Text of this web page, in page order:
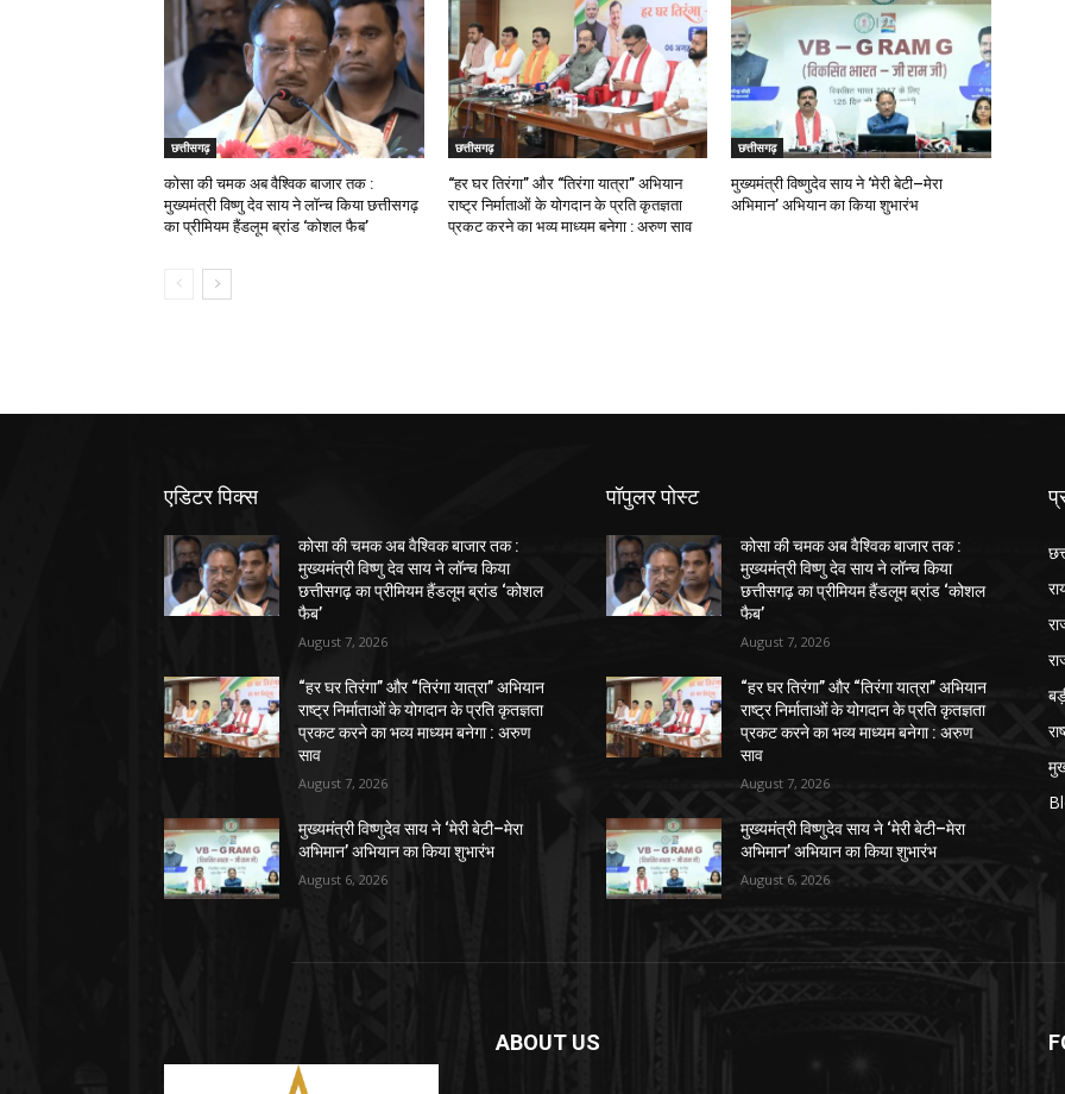
छत्तीसगढ़
कोसा की चमक अब वैश्विक बाजार तक :
मुख्यमंत्री विष्णु देव साय ने लॉन्च किया छत्तीसगढ़
का प्रीमियम हैंडलूम ब्रांड ‘कोशल फैब’
छत्तीसगढ़
“हर घर तिरंगा” और “तिरंगा यात्रा” अभियान
राष्ट्र निर्माताओं के योगदान के प्रति कृतज्ञता
प्रकट करने का भव्य माध्यम बनेगा : अरुण साव
छत्तीसगढ़
मुख्यमंत्री विष्णुदेव साय ने ‘मेरी बेटी–मेरा
अभिमान’ अभियान का किया शुभारंभ
एडिटर पिक्स
कोसा की चमक अब वैश्विक बाजार तक :
मुख्यमंत्री विष्णु देव साय ने लॉन्च किया
छत्तीसगढ़ का प्रीमियम हैंडलूम ब्रांड ‘कोशल
फैब’
August 7, 2026
“हर घर तिरंगा” और “तिरंगा यात्रा” अभियान
राष्ट्र निर्माताओं के योगदान के प्रति कृतज्ञता
प्रकट करने का भव्य माध्यम बनेगा : अरुण
साव
August 7, 2026
मुख्यमंत्री विष्णुदेव साय ने ‘मेरी बेटी–मेरा
अभिमान’ अभियान का किया शुभारंभ
August 6, 2026
पॉपुलर पोस्ट
कोसा की चमक अब वैश्विक बाजार तक :
मुख्यमंत्री विष्णु देव साय ने लॉन्च किया
छत्तीसगढ़ का प्रीमियम हैंडलूम ब्रांड ‘कोशल
फैब’
August 7, 2026
“हर घर तिरंगा” और “तिरंगा यात्रा” अभियान
राष्ट्र निर्माताओं के योगदान के प्रति कृतज्ञता
प्रकट करने का भव्य माध्यम बनेगा : अरुण
साव
August 7, 2026
मुख्यमंत्री विष्णुदेव साय ने ‘मेरी बेटी–मेरा
अभिमान’ अभियान का किया शुभारंभ
August 6, 2026
ABOUT US